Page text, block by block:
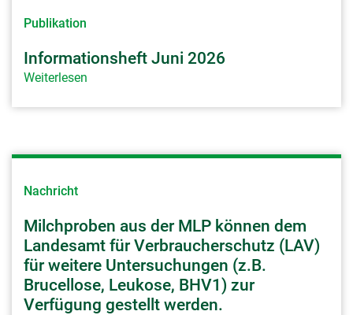
Publikation
Informationsheft Juni 2026
Weiterlesen
Nachricht
Milchproben aus der MLP können dem
Landesamt für Verbraucherschutz (LAV)
für weitere Untersuchungen (z.B.
Brucellose, Leukose, BHV1) zur
Verfügung gestellt werden.